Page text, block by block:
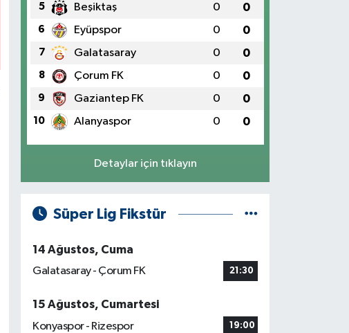
5 Beşiktaş 0 0
6 Eyüpspor 0 0
7 Galatasaray 0 0
8 Çorum FK 0 0
9 Gaziantep FK 0 0
10 Alanyaspor 0 0
Detaylar için tıklayın
Süper Lig Fikstür
14 Ağustos, Cuma
Galatasaray - Çorum FK
21:30
15 Ağustos, Cumartesi
Konyaspor - Rizespor
19:00